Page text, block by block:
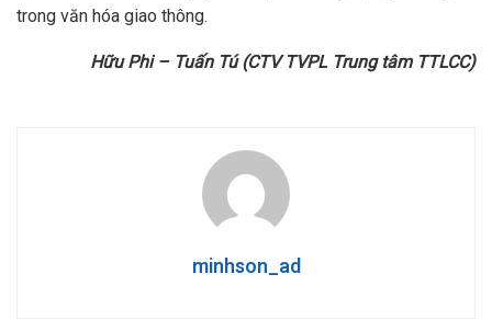
trong văn hóa giao thông.
Hữu Phi – Tuấn Tú (CTV TVPL Trung tâm TTLCC)
minhson_ad